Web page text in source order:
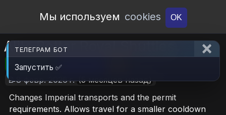
Open Workshop
Мы используем cookies OK
Ali's Better Royal Shuttles
🎮RimWorld 📦153.2 KB
📝8 февр. 2026 г. (5 месяцев назад)
Changes Imperial transports and the permit
requirements. Allows travel for a smaller cooldown
ТЕЛЕГРАМ БОТ
Запустить ✅